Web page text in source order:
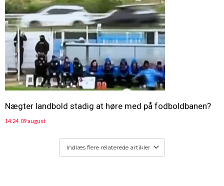
Nægter landbold stadig at høre med på fodboldbanen?
14:24, 09 august
Indlæs flere relaterede artikler